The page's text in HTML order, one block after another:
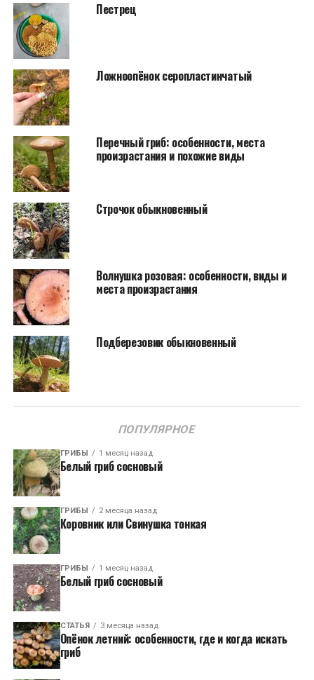
Пестрец
Ложноопёнок серопластинчатый
Перечный гриб: особенности, места
произрастания и похожие виды
Строчок обыкновенный
Волнушка розовая: особенности, виды и
места произрастания
Подберезовик обыкновенный
ПОПУЛЯРНОЕ
ГРИБЫ 1 месяц назад
Белый гриб сосновый
ГРИБЫ 2 месяца назад
Коровник или Свинушка тонкая
ГРИБЫ 1 месяц назад
Белый гриб сосновый
СТАТЬЯ 3 месяца назад
Опёнок летний: особенности, где и когда искать
гриб